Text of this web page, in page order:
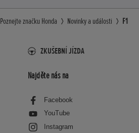
Poznejte značku Honda Novinky a události F1
ZKUŠEBNÍ JÍZDA
Najděte nás na
Facebook
YouTube
Instagram